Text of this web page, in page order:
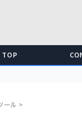
TOP
ール >